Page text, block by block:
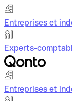
Entreprises et
Experts-
Entreprises et